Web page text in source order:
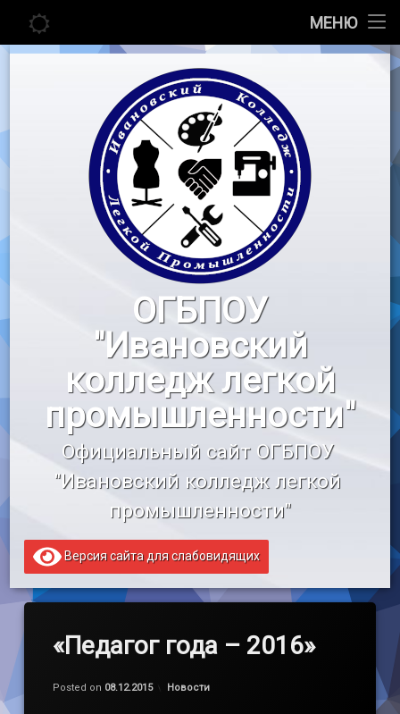
МЕНЮ
Главная
Педагогу
Воспитательная работа
«Профессионалы»
«Профессионалитет»
Образовательный кредит
Перейти
ОГБПОУ
"Ивановский
колледж легкой
промышленности"
Официальный сайт ОГБПОУ
"Ивановский колледж легкой
промышленности"
Версия сайта для слабовидящих
«Педагог года – 2016»
Posted on 08.12.2015
Обновлено на
by
Категории:
Новости